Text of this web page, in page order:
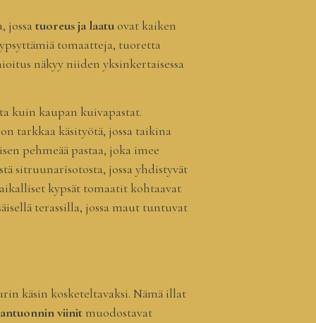
jossatuoreus ja laatuovat kaiken
tomaatteja, tuoretta
näkyy niiden yksinkertaisessa
kuin kaupan kuivapastat.
tarkkaa käsityötä, jossa taikina
pehmeää pastaa, joka imee
sitruunarisotosta, jossa yhdistyvät
kypsät tomaatit kohtaavat
terassilla, jossa maut tuntuvat
käsin kosketeltavaksi. Nämä illat
viinitmuodostavat